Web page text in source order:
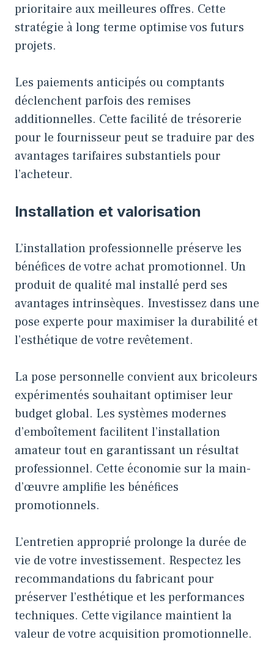
prioritaire aux meilleures offres. Cette
stratégie à long terme optimise vos futurs
projets.
Les paiements anticipés ou comptants
déclenchent parfois des remises
additionnelles. Cette facilité de trésorerie
pour le fournisseur peut se traduire par des
avantages tarifaires substantiels pour
l’acheteur.
Installation et valorisation
L’installation professionnelle préserve les
bénéfices de votre achat promotionnel. Un
produit de qualité mal installé perd ses
avantages intrinsèques. Investissez dans une
pose experte pour maximiser la durabilité et
l’esthétique de votre revêtement.
La pose personnelle convient aux bricoleurs
expérimentés souhaitant optimiser leur
budget global. Les systèmes modernes
d’emboîtement facilitent l’installation
amateur tout en garantissant un résultat
professionnel. Cette économie sur la main-
d’œuvre amplifie les bénéfices
promotionnels.
L’entretien approprié prolonge la durée de
vie de votre investissement. Respectez les
recommandations du fabricant pour
préserver l’esthétique et les performances
techniques. Cette vigilance maintient la
valeur de votre acquisition promotionnelle.